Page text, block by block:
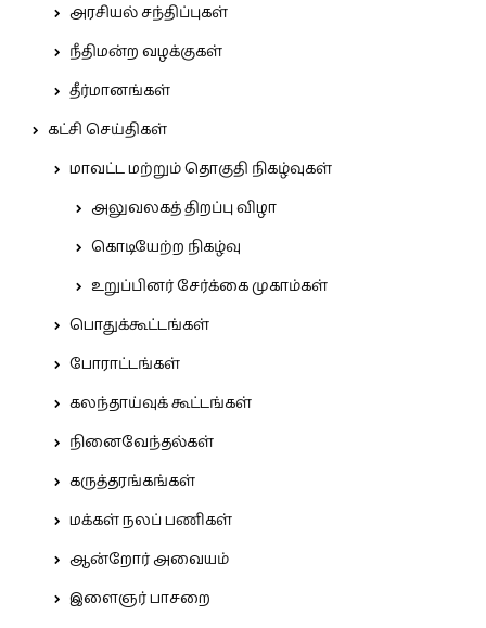
அரசியல் சந்திப்புகள்
நீதிமன்ற வழக்குகள்
தீர்மானங்கள்
கட்சி செய்திகள்
மாவட்ட மற்றும் தொகுதி நிகழ்வுகள்
அலுவலகத் திறப்பு விழா
கொடியேற்ற நிகழ்வு
உறுப்பினர் சேர்க்கை முகாம்கள்
பொதுக்கூட்டங்கள்
போராட்டங்கள்
கலந்தாய்வுக் கூட்டங்கள்
நினைவேந்தல்கள்
கருத்தரங்கங்கள்
மக்கள் நலப் பணிகள்
ஆன்றோர் அவையம்
இளைஞர் பாசறை